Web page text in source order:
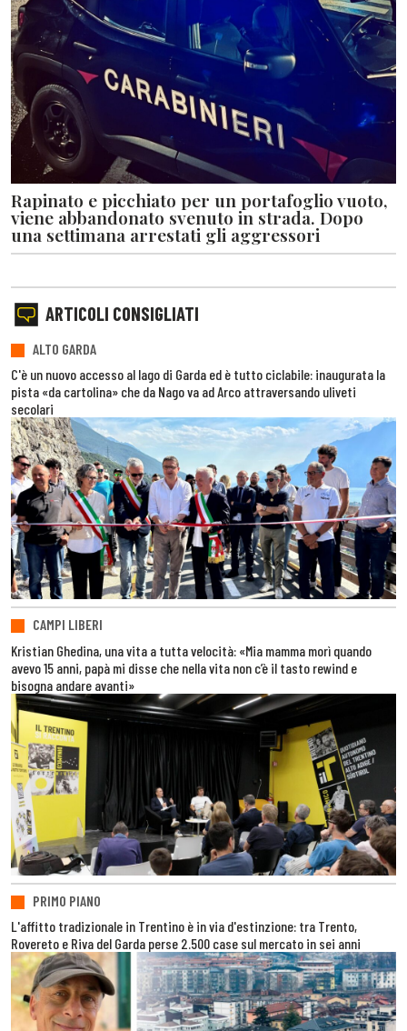
Rapinato e picchiato per un portafoglio vuoto,
viene abbandonato svenuto in strada. Dopo
una settimana arrestati gli aggressori
ARTICOLI CONSIGLIATI
ALTO GARDA
C'è un nuovo accesso al lago di Garda ed è tutto ciclabile: inaugurata la
pista «da cartolina» che da Nago va ad Arco attraversando uliveti
secolari
CAMPI LIBERI
Kristian Ghedina, una vita a tutta velocità: «Mia mamma morì quando
avevo 15 anni, papà mi disse che nella vita non c’è il tasto rewind e
bisogna andare avanti»
PRIMO PIANO
L'affitto tradizionale in Trentino è in via d'estinzione: tra Trento,
Rovereto e Riva del Garda perse 2.500 case sul mercato in sei anni